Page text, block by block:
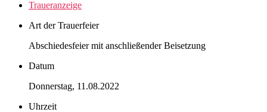
Trauer­anzeige
Art der Trauerfeier
Abschiedesfeier mit anschließender Beisetzung
Datum
Donnerstag, 11.08.2022
Uhrzeit